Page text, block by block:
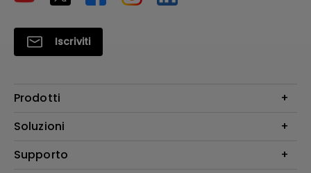
Iscriviti
Prodotti
Videoproiettori
Illuminazione
Soluzioni
Education/Formazione
Supporto